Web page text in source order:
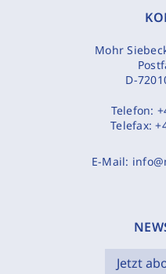
Mohr
D-
Telefon:
Telefax:
E-Mail:
Jetzt